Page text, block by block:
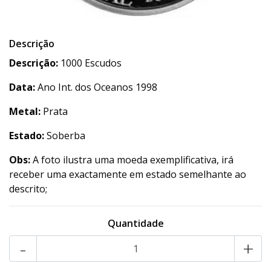
Descrição
Descrição: 1000 Escudos
Data:Ano Int. dos Oceanos 1998
Metal: Prata
Estado:Soberba
Obs:A foto ilustra uma moeda exemplificativa, irá
receber uma exactamente em estado semelhante ao
descrito;
Quantidade
- +